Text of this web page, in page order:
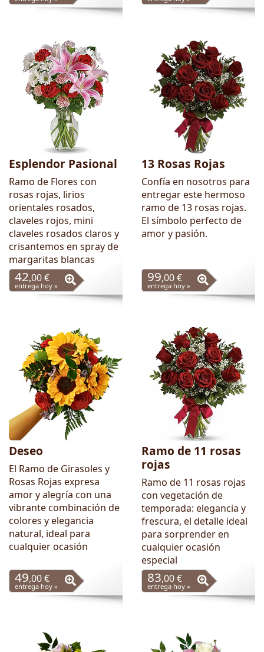
Esplendor Pasional
Ramo de Flores con
rosas rojas, lirios
orientales rosados,
claveles rojos, mini
claveles rosados claros y
crisantemos en spray de
margaritas blancas
42,00 €
entrega hoy »
13 Rosas Rojas
Confía en nosotros para
entregar este hermoso
ramo de 13 rosas rojas.
El símbolo perfecto de
amor y pasión.
99,00 €
entrega hoy »
Deseo
El Ramo de Girasoles y
Rosas Rojas expresa
amor y alegría con una
vibrante combinación de
colores y elegancia
natural, ideal para
cualquier ocasión
49,00 €
entrega hoy »
Ramo de 11 rosas
rojas
Ramo de 11 rosas rojas
con vegetación de
temporada: elegancia y
frescura, el detalle ideal
para sorprender en
cualquier ocasión
especial
83,00 €
entrega hoy »